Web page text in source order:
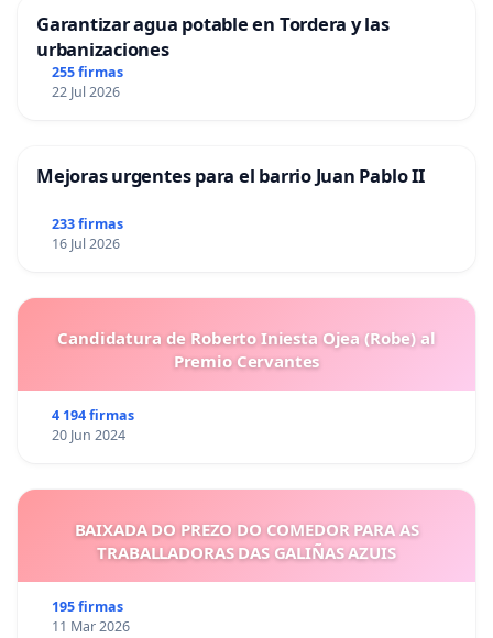
Garantizar agua potable en Tordera y las
urbanizaciones
255 firmas
22 Jul 2026
Mejoras urgentes para el barrio Juan Pablo II
233 firmas
16 Jul 2026
Candidatura de Roberto Iniesta Ojea (Robe) al
Premio Cervantes
4 194 firmas
20 Jun 2024
BAIXADA DO PREZO DO COMEDOR PARA AS
TRABALLADORAS DAS GALIÑAS AZUIS
195 firmas
11 Mar 2026